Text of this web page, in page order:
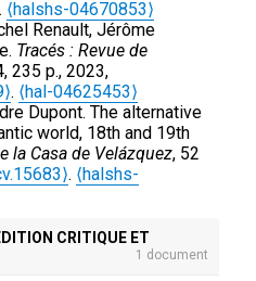
histoire par en bas du
: l’histoire
vue sur la domination.
et Contemporaine
, 2020,
rhmc.672.0078⟩.
Gerechtigkeit, Billigkeit.
soziale Ordnung im 18.
56.
l’impôt, définir le bien
. ⟨halshs-04670853⟩
Renault, Jérôme
Tracés : Revue de
235 p., 2023,
. ⟨hal-04625453⟩
Dupont. The alternative
world, 18th and 19th
la Casa de Velázquez, 52
. ⟨halshs-
CRITIQUE ET
1 document